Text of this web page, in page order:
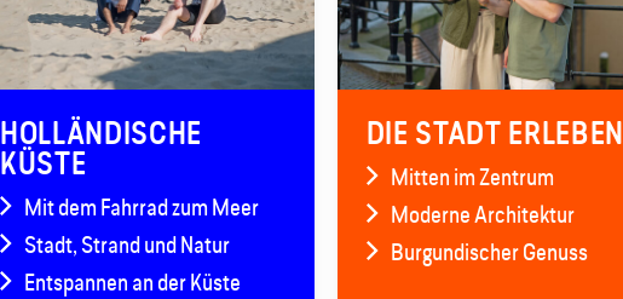
HOLLÄNDISCHE
KÜSTE
Mit dem Fahrrad zum Meer
Stadt, Strand und Natur
Entspannen an der Küste
DIE STADT ERLEBEN
Mitten im Zentrum
Moderne Architektur
Burgundischer Genuss